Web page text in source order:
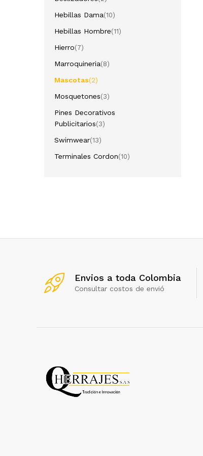
Hebillas Dama(10)
Hebillas Hombre(11)
Hierro(7)
Marroquineria(8)
Mascotas(2)
Mosquetones(3)
Pines Decorativos
Publicitarios(3)
Swimwear(13)
Terminales Cordon(10)
Envios a toda Colombia
Consultar costos de envió